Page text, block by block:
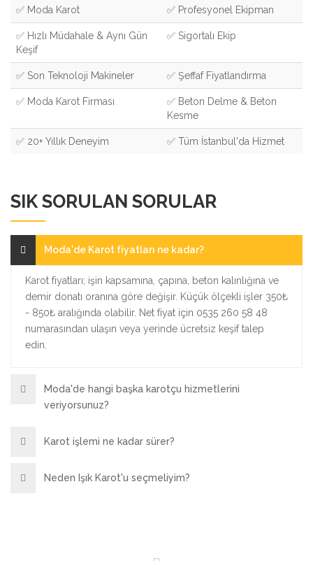
✅ Moda Karot ✅ Profesyonel Ekipman
✅ Hızlı Müdahale & Aynı Gün
Keşif
✅ Sigortalı Ekip
✅ Son Teknoloji Makineler ✅ Şeffaf Fiyatlandırma
✅ Moda Karot Firması
✅ Beton Delme & Beton
Kesme
✅ 20+ Yıllık Deneyim ✅ Tüm İstanbul'da Hizmet
SIK SORULAN SORULAR
Moda'de Karot fiyatları ne kadar?
Karot fiyatları; işin kapsamına, çapına, beton kalınlığına ve
demir donatı oranına göre değişir. Küçük ölçekli işler 350₺
- 850₺ aralığında olabilir. Net fiyat için 0535 260 58 48
numarasından ulaşın veya yerinde ücretsiz keşif talep
edin.
Moda'de hangi başka karotçu hizmetlerini
veriyorsunuz?
Karot işlemi ne kadar sürer?
Neden Işık Karot'u seçmeliyim?